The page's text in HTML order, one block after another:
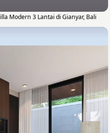
Modern 3 Lantai di Gianyar, Bali